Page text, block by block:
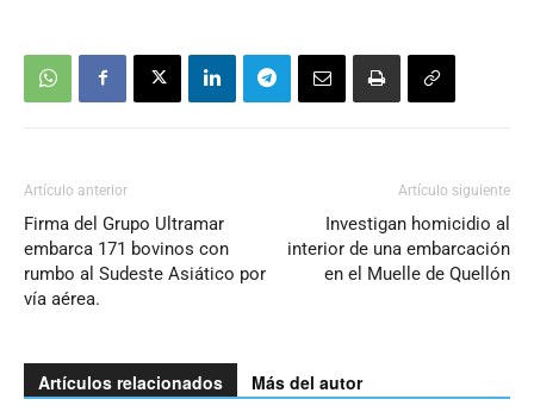
Artículo anterior
Firma del Grupo Ultramar
embarca 171 bovinos con
rumbo al Sudeste Asiático por
vía aérea.
Artículo siguiente
Investigan homicidio al
interior de una embarcación
en el Muelle de Quellón
Artículos relacionados Más del autor